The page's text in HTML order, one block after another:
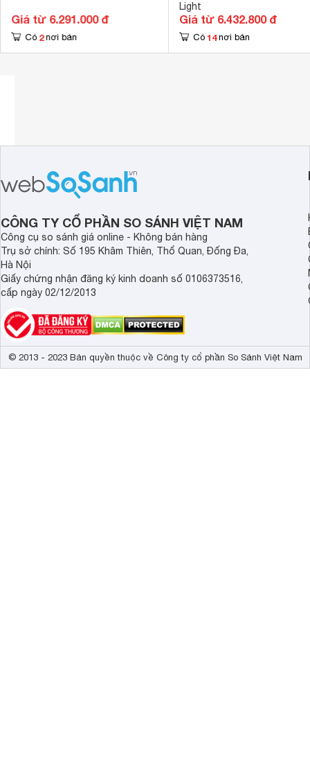
Giá từ 6.291.000 đ
Có 2 nơi bán
Light
Giá từ 6.432.800 đ
Có 14 nơi bán
CÔNG TY CỔ PHẦN SO SÁNH VIỆT NAM
Công cụ so sánh giá online - Không bán hàng
Trụ sở chính: Số 195 Khâm Thiên, Thổ Quan, Đống Đa,
Hà Nội
Giấy chứng nhận đăng ký kinh doanh số 0106373516,
cấp ngày 02/12/2013
© 2013 - 2023 Bản quyền thuộc về Công ty cổ phần So Sánh Việt Nam